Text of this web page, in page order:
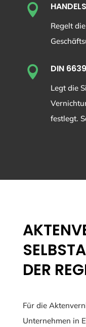

Regelt
 DIN
Legt die
festlegt.
DER
Für die
Unternehmen in